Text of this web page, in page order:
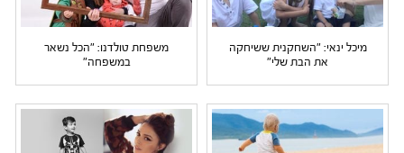
מיכל ינאי: "השחקנית ששיחקה
את הבת שלי"
משפחת טולדנו: "הכל נשאר
במשפחה"